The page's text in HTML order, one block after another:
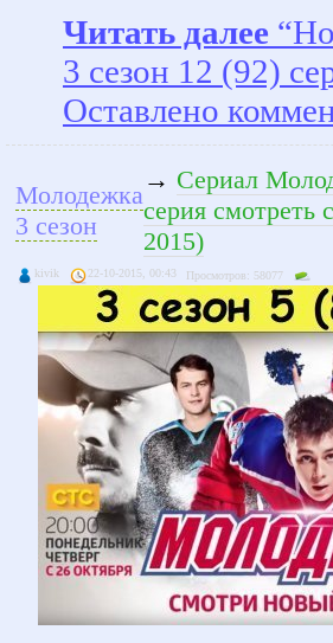
Читать далее
3 сезон 12 (92)
Оставлено
Молодежка
3 сезон
→ Сериал
серия смотреть
2015)
kivik 22-10-2015, 00:43 Просмотров: 58077